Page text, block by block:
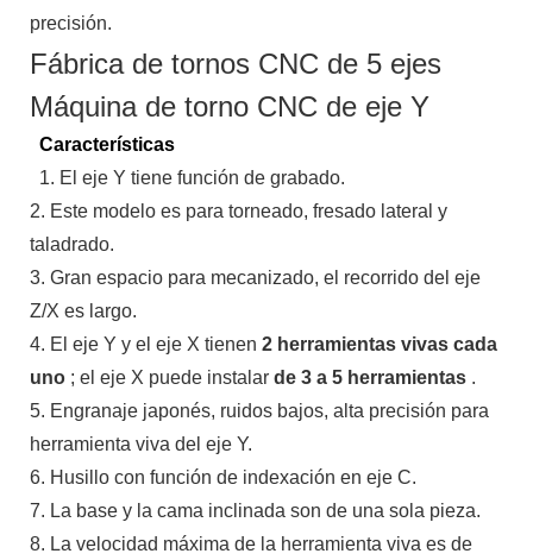
precisión.
Fábrica de tornos CNC de 5 ejes
Máquina de torno CNC de eje Y
Características
1. El eje Y tiene función de grabado.
2. Este modelo es para torneado, fresado lateral y
taladrado.
3. Gran espacio para mecanizado, el recorrido del eje
Z/X es largo.
4. El eje Y y el eje X tienen 2 herramientas vivas cada
uno ; el eje X puede instalar de 3 a 5 herramientas .
5. Engranaje japonés, ruidos bajos, alta precisión para
herramienta viva del eje Y.
6. Husillo con función de indexación en eje C.
7. La base y la cama inclinada son de una sola pieza.
8. La velocidad máxima de la herramienta viva es de